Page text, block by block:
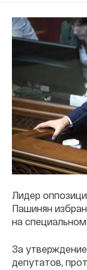
Лидер
Пашинян
на
За
депутатов,